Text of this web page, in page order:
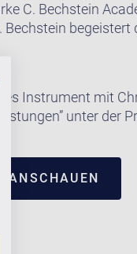
C. Bechstein
Bechstein
Instrument mit
unter der
ANSCHAUEN